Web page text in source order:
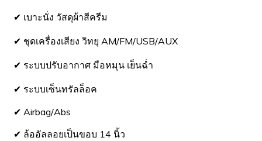
✔ เบาะนั่ง วัสดุผ้าสีครีม
✔ ชุดเครื่องเสียง วิทยุ AM/FM/USB/AUX
✔ ระบบปรับอากาศ มือหมุน เย็นฉ่ำ
✔ ระบบเซ็นทรัลล็อค
✔ Airbag/Abs
✔ ล้ออัลลอยเป็นขอบ 14 นิ้ว